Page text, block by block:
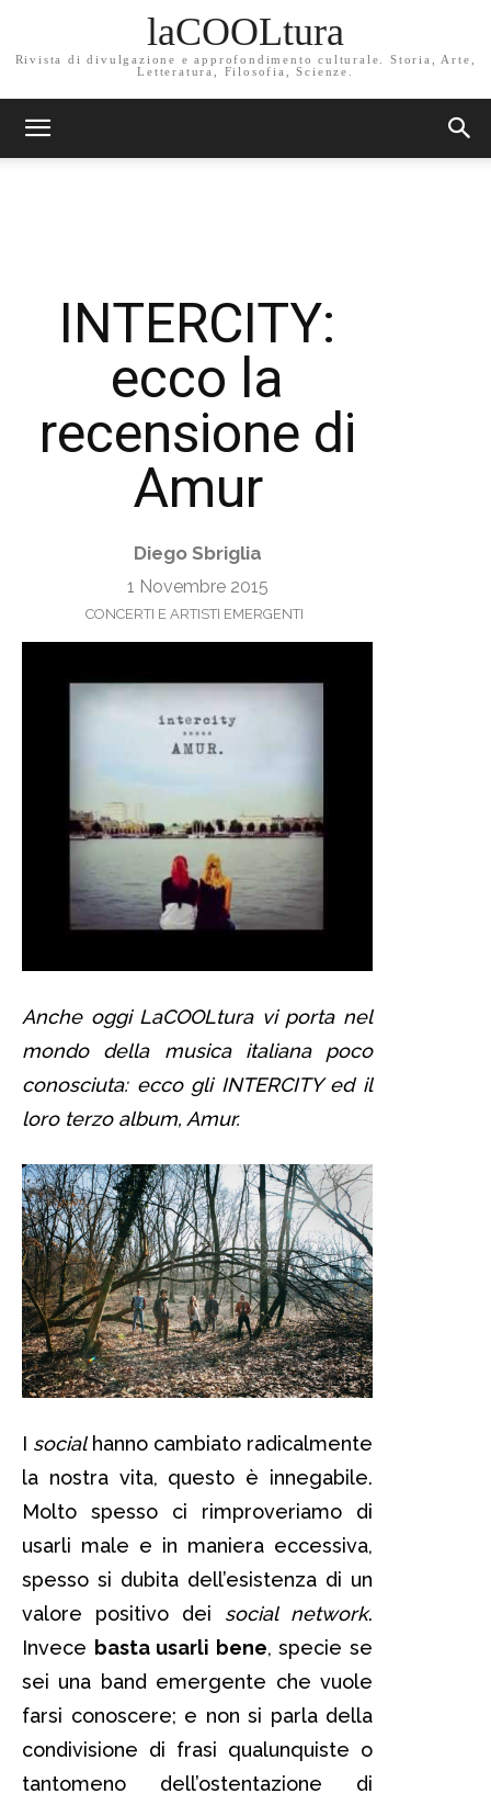
laCOOLtura
Rivista di divulgazione e approfondimento culturale. Storia, Arte,
Letteratura, Filosofia, Scienze.
INTERCITY:
ecco la
recensione di
Amur
Diego Sbriglia
1 Novembre 2015
CONCERTI E ARTISTI EMERGENTI
Anche oggi LaCOOLtura vi porta nel
mondo della musica italiana poco
conosciuta: ecco gli INTERCITY ed il
loro terzo album, Amur.
I socialhanno cambiato radicalmente
la nostra vita, questo è innegabile.
Molto spesso ci rimproveriamo di
usarli male e in maniera eccessiva,
spesso si dubita dell’esistenza di un
valore positivo dei social network.
Invece basta usarli bene, specie se
sei una band emergente che vuole
farsi conoscere; e non si parla della
condivisione di frasi qualunquiste o
tantomeno dell’ostentazione di